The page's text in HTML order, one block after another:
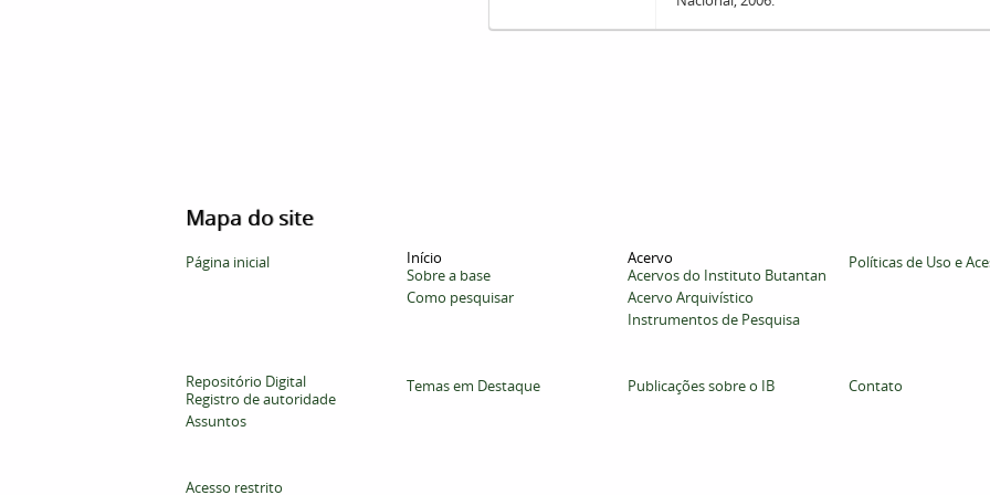
Mapa do site
Página inicial
Início
Sobre a base
Como pesquisar
Acervo
Acervos do Instituto Butantan
Acervo Arquivístico
Instrumentos de Pesquisa
Políticas de Uso e
Repositório Digital
Registro de autoridade
Assuntos
Temas em Destaque Publicações sobre o IB Contato
Acesso restrito